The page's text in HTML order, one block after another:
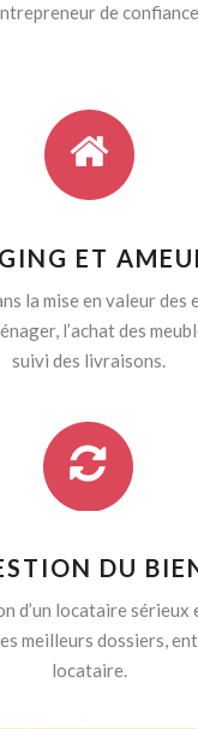
de
ET
la mise en valeur des
l’achat des
suivi des livraisons.
DU
d’un locataire
meilleurs dossiers,
locataire.